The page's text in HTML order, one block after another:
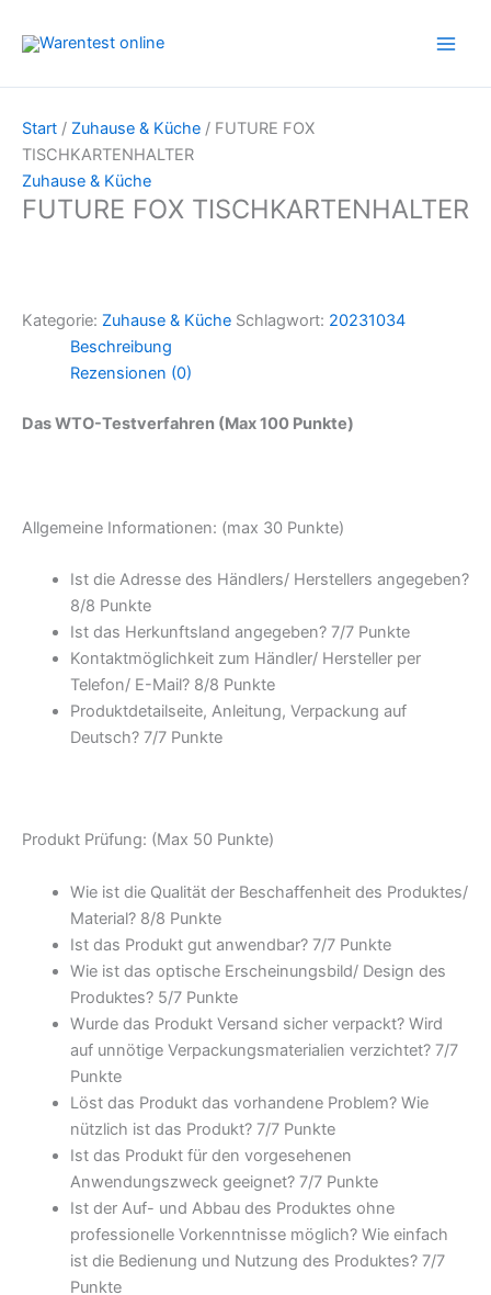
Inhalt
Start / Zuhause & Küche / FUTURE FOX
TISCHKARTENHALTER
Zuhause & Küche
FUTURE FOX TISCHKARTENHALTER
Kategorie: Zuhause & Küche Schlagwort: 20231034
Beschreibung
Rezensionen (0)
Das WTO-Testverfahren (Max 100 Punkte)
Allgemeine Informationen: (max 30 Punkte)
Ist die Adresse des Händlers/ Herstellers angegeben?
8/8 Punkte
Ist das Herkunftsland angegeben? 7/7 Punkte
Kontaktmöglichkeit zum Händler/ Hersteller per
Telefon/ E-Mail? 8/8 Punkte
Produktdetailseite, Anleitung, Verpackung auf
Deutsch? 7/7 Punkte
Produkt Prüfung: (Max 50 Punkte)
Wie ist die Qualität der Beschaffenheit des Produktes/
Material? 8/8 Punkte
Ist das Produkt gut anwendbar? 7/7 Punkte
Wie ist das optische Erscheinungsbild/ Design des
Produktes? 5/7 Punkte
Wurde das Produkt Versand sicher verpackt? Wird
auf unnötige Verpackungsmaterialien verzichtet? 7/7
Punkte
Löst das Produkt das vorhandene Problem? Wie
nützlich ist das Produkt? 7/7 Punkte
Ist das Produkt für den vorgesehenen
Anwendungszweck geeignet? 7/7 Punkte
Ist der Auf- und Abbau des Produktes ohne
professionelle Vorkenntnisse möglich? Wie einfach
ist die Bedienung und Nutzung des Produktes? 7/7
Punkte